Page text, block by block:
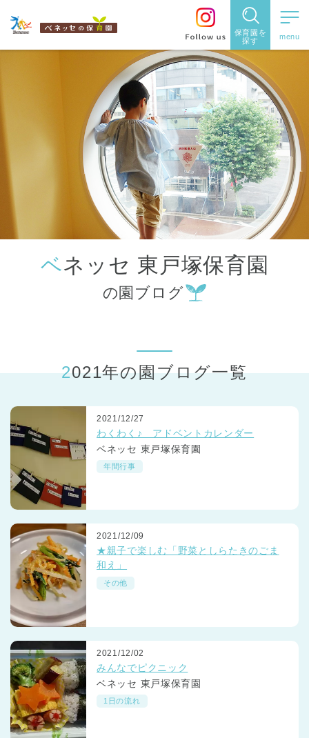
保育園を
探す
保育園を探す
住所・駅
名から探
す
都道府県
から探す
ベネッセ 東戸塚保育園
の園ブログ
2021年の園ブログ一覧
2021/12/27
わくわく♪ アドベントカレンダー
ベネッセ 東戸塚保育園
年間行事
2021/12/09
★親子で楽しむ「野菜としらたきのごま
和え」
その他
2021/12/02
みんなでピクニック
ベネッセ 東戸塚保育園
1日の流れ